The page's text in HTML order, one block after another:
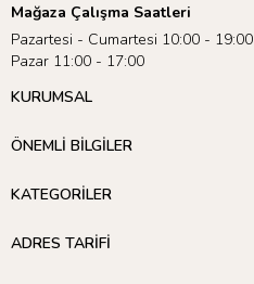
Mağaza Çalışma Saatleri
Pazartesi - Cumartesi 10:00 - 19:00
Pazar 11:00 - 17:00
KURUMSAL
ÖNEMLİ BİLGİLER
KATEGORİLER
ADRES TARİFİ